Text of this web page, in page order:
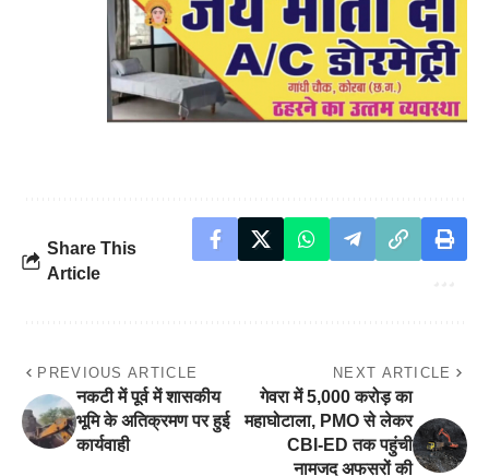
Share This
Article
PREVIOUS ARTICLE
नकटी में पूर्व में शासकीय
भूमि के अतिक्रमण पर हुई
कार्यवाही
NEXT ARTICLE
गेवरा में 5,000 करोड़ का
महाघोटाला, PMO से लेकर
CBI-ED तक पहुंची
नामजद अफसरों की